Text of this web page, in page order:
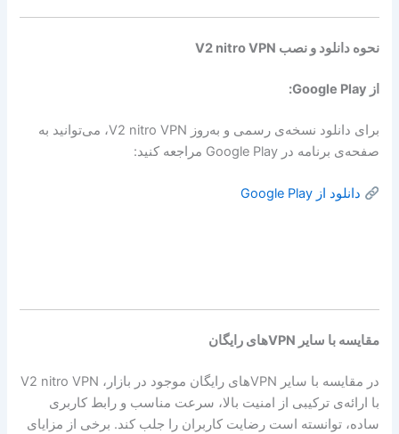
نحوه دانلود و نصب V2 nitro VPN
از Google Play:
برای دانلود نسخه‌ی رسمی و به‌روز V2 nitro VPN، می‌توانید به
صفحه‌ی برنامه در Google Play مراجعه کنید:
دانلود از Google Play
مقایسه با سایر VPNهای رایگان
در مقایسه با سایر VPNهای رایگان موجود در بازار، V2 nitro VPN
با ارائه‌ی ترکیبی از امنیت بالا، سرعت مناسب و رابط کاربری
ساده، توانسته است رضایت کاربران را جلب کند. برخی از مزایای